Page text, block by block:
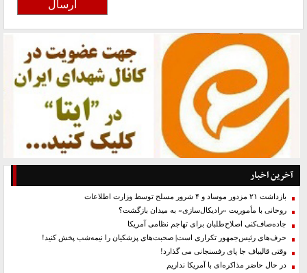
آخرین اخبار
بازداشت ۲۱ مزدور موساد و ۴ شرور مسلح توسط وزارت اطلاعات
روحانی با مأموریت «رادیکال‌سازی» به میدان بازگشت؟
جاده‌صاف‌کنی اصلاح‌طلبان برای تهاجم نظامی آمریکا
حرف‌های رئیس‌جمهور تکراری است| صحبت‌های پزشکیان را نیمه‌شب پخش کنید!
وقتی قالیباف جا پای رفسنجانی می گذارد!
در حال حاضر مذاکره‌ای با آمریکا نداریم